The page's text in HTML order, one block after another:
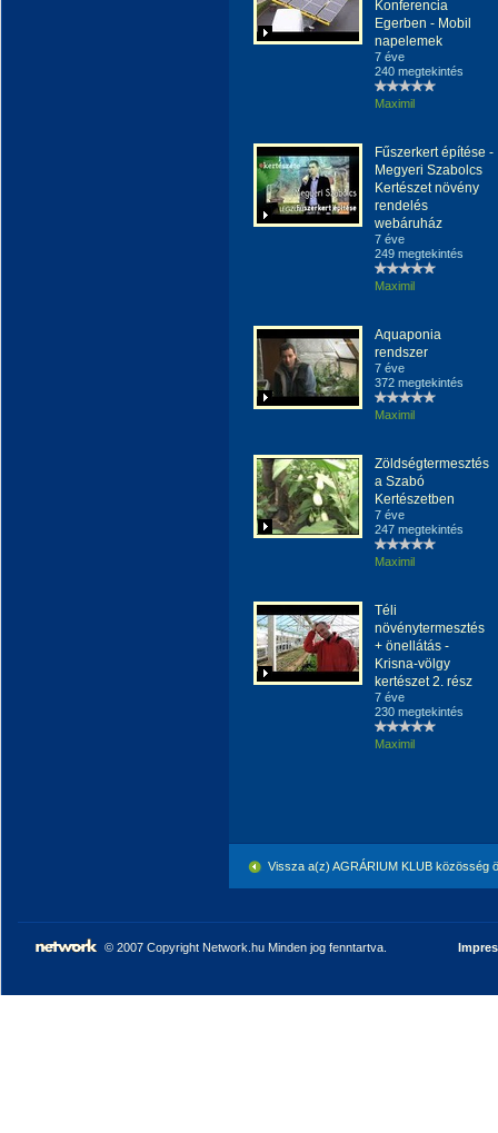
Konferencia
Egerben - Mobil
napelemek
7 éve
240 megtekintés
Maximil
Fűszerkert építése -
Megyeri Szabolcs
Kertészet növény
rendelés
webáruház
7 éve
249 megtekintés
Maximil
Aquaponia
rendszer
7 éve
372 megtekintés
Maximil
Zöldségtermesztés
a Szabó
Kertészetben
7 éve
247 megtekintés
Maximil
Téli
növénytermesztés
+ önellátás -
Krisna-völgy
kertészet 2. rész
7 éve
230 megtekintés
Maximil
Vissza a(z) AGRÁRIUM KLUB közösség
© 2007 Copyright Network.hu Minden jog fenntartva.